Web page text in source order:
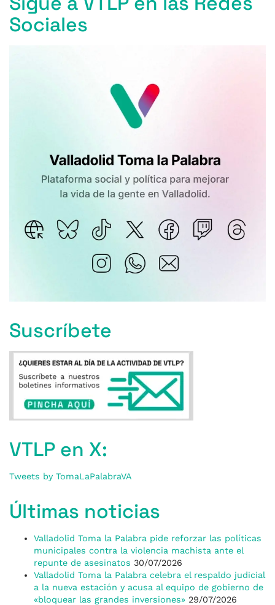
Sociales
Suscríbete
VTLP en X:
Tweets by TomaLaPalabraVA
Últimas noticias
Valladolid Toma la Palabra pide reforzar las políticas
municipales contra la violencia machista ante el
repunte de asesinatos 30/07/2026
Valladolid Toma la Palabra celebra el respaldo judicial
a la nueva estación y acusa al equipo de gobierno de
«bloquear las grandes inversiones» 29/07/2026